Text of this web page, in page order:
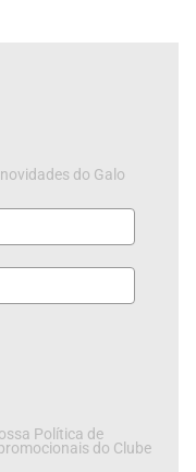
do Galo
Política de
do Clube